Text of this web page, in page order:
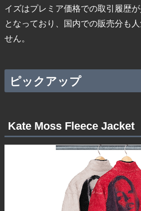
イズはプレミア価格での取引履歴
となっており、国内での販売分も
せん。
ピックアップ
Kate Moss Fleece Jacket